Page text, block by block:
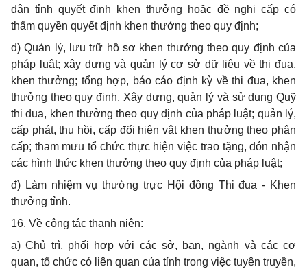
dân tỉnh quyết định khen thưởng hoặc đề nghị cấp có
thẩm quyền quyết định khen thưởng theo quy định;
d) Quản lý, lưu trữ hồ sơ khen thưởng theo quy định của
pháp luật; xây dựng và quản lý cơ sở dữ liệu về thi đua,
khen thưởng; tổng hợp, báo cáo định kỳ về thi đua, khen
thưởng theo quy định. Xây dựng, quản lý và sử dụng Quỹ
thi đua, khen thưởng theo quy định của pháp luật; quản lý,
cấp phát, thu hồi, cấp đổi hiện vật khen thưởng theo phân
cấp; tham mưu tổ chức thực hiện việc trao tặng, đón nhận
các hình thức khen thưởng theo quy định của pháp luật;
đ) Làm nhiệm vụ thường trực Hội đồng Thi đua - Khen
thưởng tỉnh.
16. Về công tác thanh niên:
a)Chủ trì, phối hợp với các sở, ban, ngành và các cơ
quan, tổ chức có liên quan của tỉnh trong việc tuyên truyền,